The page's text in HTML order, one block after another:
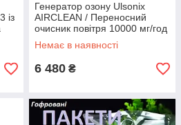
із
Генератор озону Ulsonix
AIRCLEAN / Переносний
очисник повітря 10000 мг/год
- 100 Вт Білий
Немає в наявності
6 480 ₴